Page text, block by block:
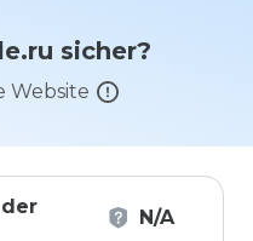
sicher?
Website
N/A